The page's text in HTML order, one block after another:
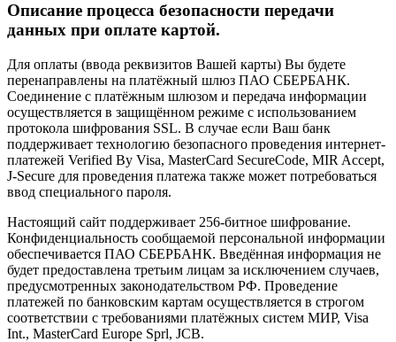
Описание процесса безопасности передачи
данных при оплате картой.
Для оплаты (ввода реквизитов Вашей карты) Вы будете
перенаправлены на платёжный шлюз ПАО СБЕРБАНК.
Соединение с платёжным шлюзом и передача информации
осуществляется в защищённом режиме с использованием
протокола шифрования SSL. В случае если Ваш банк
поддерживает технологию безопасного проведения интернет-
платежей Verified By Visa, MasterCard SecureCode, MIR Accept,
J-Secure для проведения платежа также может потребоваться
ввод специального пароля.
Настоящий сайт поддерживает 256-битное шифрование.
Конфиденциальность сообщаемой персональной информации
обеспечивается ПАО СБЕРБАНК. Введённая информация не
будет предоставлена третьим лицам за исключением случаев,
предусмотренных законодательством РФ. Проведение
платежей по банковским картам осуществляется в строгом
соответствии с требованиями платёжных систем МИР, Visa
Int., MasterCard Europe Sprl, JCB.